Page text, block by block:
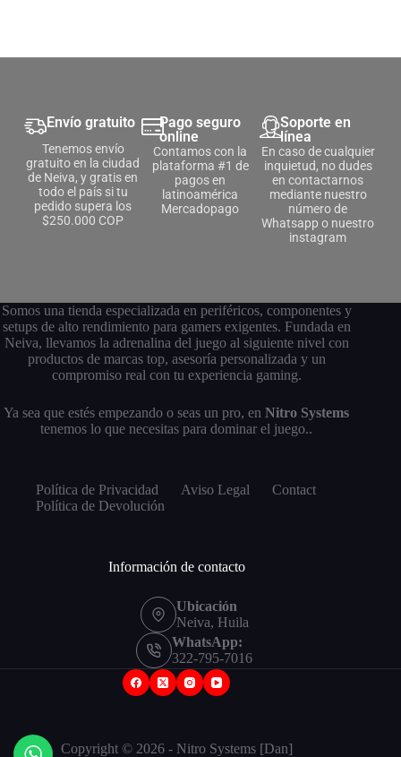
Envío gratuito
Tenemos envío
gratuito en la ciudad
de Neiva, y gratis en
todo el país si tu
pedido supera los
$250.000 COP
Pago seguro
online
Contamos con la
plataforma #1 de
pagos en
latinoamérica
Mercadopago
Soporte en
línea
En caso de cualquier
inquietud, no dudes
en contactarnos
mediante nuestro
número de
Whatsapp o nuestro
instagram
Somos una tienda especializada en periféricos, componentes y
setups de alto rendimiento para gamers exigentes. Fundada en
Neiva, llevamos la adrenalina del juego al siguiente nivel con
productos de marcas top, asesoría personalizada y un
compromiso real con tu experiencia gaming.
Ya sea que estés empezando o seas un pro, enNitro Systems
tenemos lo que necesitas para dominar el juego..
Política de Privacidad Aviso Legal
Contact
Política de Devolución
Información de contacto
Ubicación
Neiva, Huila
WhatsApp:
322-795-7016
Copyright © 2026 - Nitro Systems [Dan]